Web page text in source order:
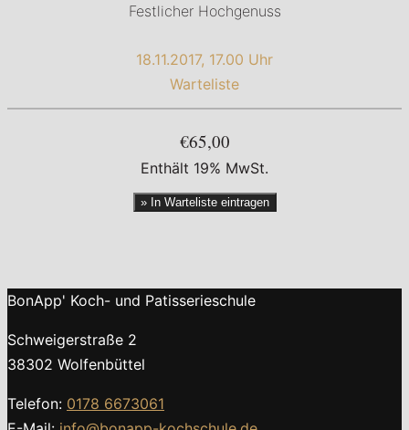
Festlicher Hochgenuss
18.11.2017, 17.00 Uhr
Warteliste
€65,00
Enthält 19% MwSt.
» In Warteliste eintragen
BonApp' Koch- und Patisserieschule
Schweigerstraße 2
38302 Wolfenbüttel
Telefon: 0178 6673061